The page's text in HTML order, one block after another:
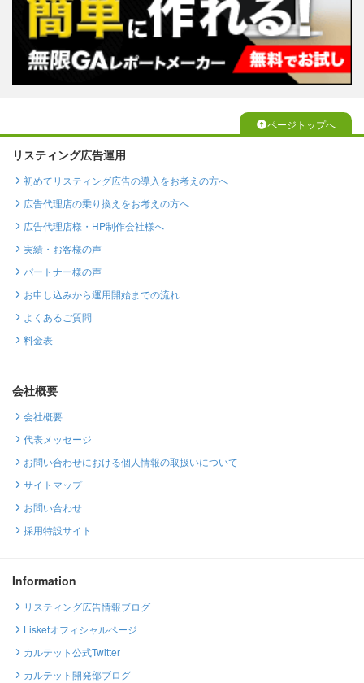
ページトップへ
リスティング広告運用
初めてリスティング広告の導入をお考えの方へ
広告代理店の乗り換えをお考えの方へ
広告代理店様・HP制作会社様へ
実績・お客様の声
パートナー様の声
お申し込みから運用開始までの流れ
よくあるご質問
料金表
会社概要
会社概要
代表メッセージ
お問い合わせにおける個人情報の取扱いについて
サイトマップ
お問い合わせ
採用特設サイト
Information
リスティング広告情報ブログ
Lisketオフィシャルページ
カルテット公式Twitter
カルテット開発部ブログ